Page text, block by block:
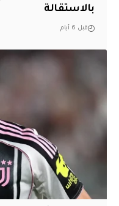
بالاستقالة
قبل 6 أيام